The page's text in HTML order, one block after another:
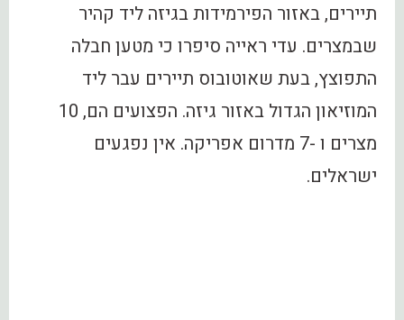
תיירים, באזור הפירמידות בגיזה ליד קהיר
שבמצרים. עדי ראייה סיפרו כי מטען חבלה
התפוצץ, בעת שאוטובוס תיירים עבר ליד
המוזיאון הגדול באזור גיזה. הפצועים הם, 10
מצרים ו -7 מדרום אפריקה. אין נפגעים
ישראלים.